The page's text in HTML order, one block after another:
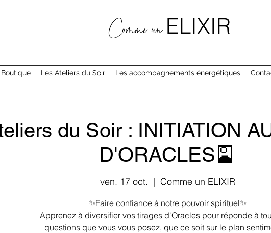
Comme unELIXIR
Boutique Les Ateliers du Soir Les accompagnements énergétiques
du Soir : INITIATION
D'ORACLES🎴
ven. 17 oct.
  |
Comme un ELIXIR
✨Faire confiance à notre pouvoir spirituel✨
Apprenez à diversifier vos tirages d'Oracles pour réponde à
questions que vous vous posez, que ce soit sur le plan